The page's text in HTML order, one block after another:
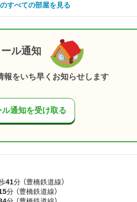
すべての部屋を見る
ル通知
報をいち早くお知らせします
ル通知を受け取る
41分 （豊橋鉄道線）
分 （豊橋鉄道線）